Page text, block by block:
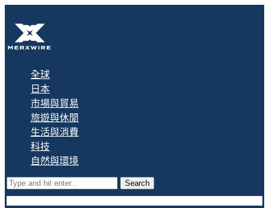
全球
日本
市場與貿易
旅遊與休閒
生活與消費
科技
自然與環境
Search